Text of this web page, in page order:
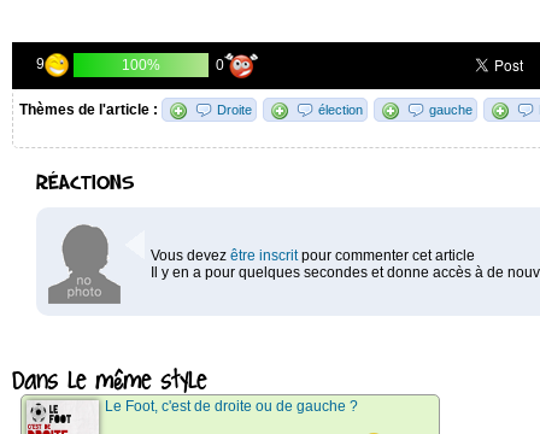
9 100% 0
Thèmes de l'article : Droite élection gauche
RÉACTIONS
Vous devez être inscritpour commenter cet article
Il y en a pour quelques secondes et donne accès à de
Dans le même style
Le Foot, c'est de droite ou de gauche ?